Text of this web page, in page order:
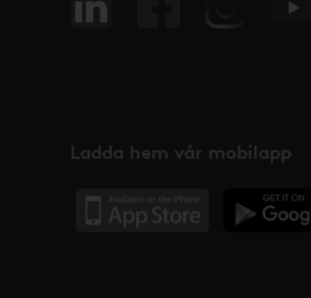
Ladda hem vår mobilapp